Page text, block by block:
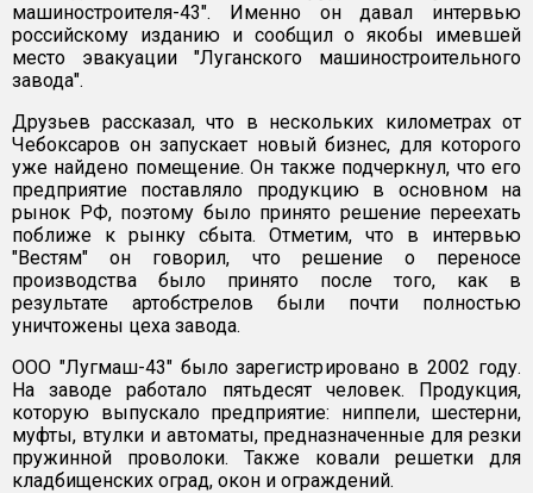
машиностроителя-43". Именно он давал интервью
российскому изданию и сообщил о якобы имевшей
место эвакуации "Луганского машиностроительного
завода".
Друзьев рассказал, что в нескольких километрах от
Чебоксаров он запускает новый бизнес, для которого
уже найдено помещение. Он также подчеркнул, что его
предприятие поставляло продукцию в основном на
рынок РФ, поэтому было принято решение переехать
поближе к рынку сбыта. Отметим, что в интервью
"Вестям" он говорил, что решение о переносе
производства было принято после того, как в
результате артобстрелов были почти полностью
уничтожены цеха завода.
ООО "Лугмаш-43" было зарегистрировано в 2002 году.
На заводе работало пятьдесят человек. Продукция,
которую выпускало предприятие: ниппели, шестерни,
муфты, втулки и автоматы, предназначенные для резки
пружинной проволоки. Также ковали решетки для
кладбищенских оград, окон и ограждений.